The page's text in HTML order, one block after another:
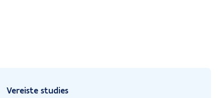
Vereiste studies